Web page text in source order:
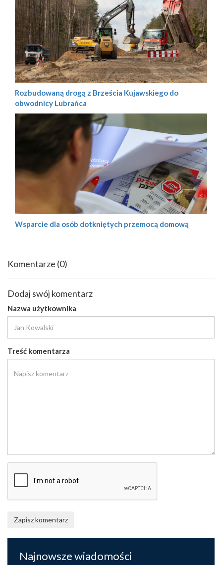
Rozbudowaną drogą z Brześcia Kujawskiego do
obwodnicy Lubrańca
Wsparcie dla osób dotkniętych przemocą domową
Komentarze (0)
Dodaj swój komentarz
Nazwa użytkownika
Treść komentarza
Zapisz komentarz
Najnowsze wiadomości